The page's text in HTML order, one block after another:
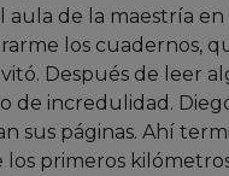
aula de la maestría
los cuadernos,
Después de leer
de incredulidad.
sus páginas. Ahí
primeros